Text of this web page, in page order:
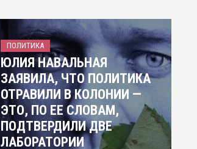
ПОЛИТИКА
ЮЛИЯ НАВАЛЬНАЯ
ЗАЯВИЛА, ЧТО ПОЛИТИКА
ОТРАВИЛИ В КОЛОНИИ —
ЭТО, ПО ЕЕ СЛОВАМ,
ПОДТВЕРДИЛИ ДВЕ
ЛАБОРАТОРИИ